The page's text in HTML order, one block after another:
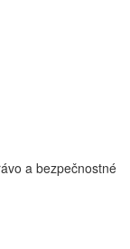
a bezpečnostné